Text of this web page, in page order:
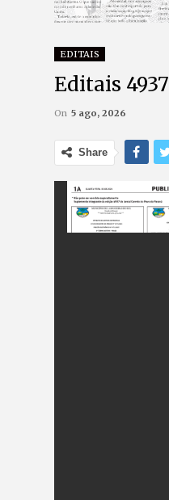
EDITAIS
Editais 4937
On 5 ago, 2026
Share